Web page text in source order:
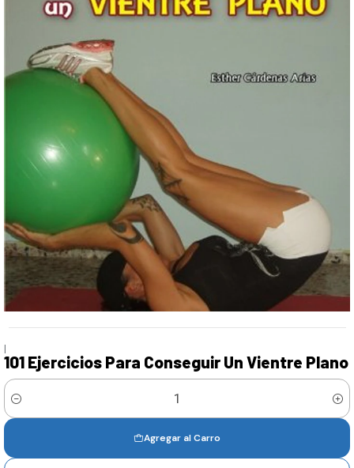
|
101 Ejercicios Para Conseguir Un Vientre Plano
Cantidad
Agregar al Carro